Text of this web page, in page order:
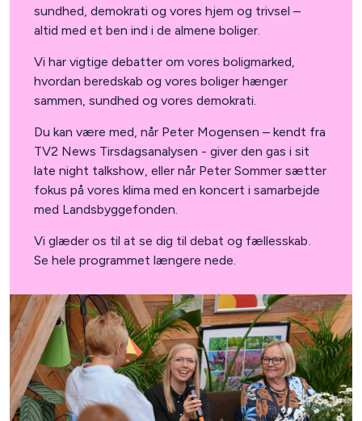
sundhed, demokrati og vores hjem og trivsel –
altid med et ben ind i de almene boliger.
Vi har vigtige debatter om vores boligmarked,
hvordan beredskab og vores boliger hænger
sammen, sundhed og vores demokrati.
Du kan være med, når Peter Mogensen – kendt fra
TV2 News Tirsdagsanalysen - giver den gas i sit
late night talkshow, eller når Peter Sommer sætter
fokus på vores klima med en koncert i samarbejde
med Landsbyggefonden.
Vi glæder os til at se dig til debat og fællesskab.
Se hele programmet længere nede.